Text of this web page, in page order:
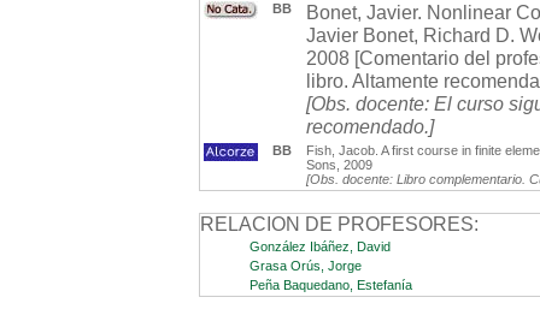
BB
Bonet, Javier. Nonlinear
Javier Bonet, Richard D.
2008 [Comentario del
libro. Altamente
[Obs. docente: El curso
recomendado.]
BB
Fish, Jacob. A first course in finite
Sons, 2009
[Obs. docente: Libro complementario.
RELACION DE PROFESORES:
González Ibáñez, David
Grasa Orús, Jorge
Peña Baquedano, Estefanía